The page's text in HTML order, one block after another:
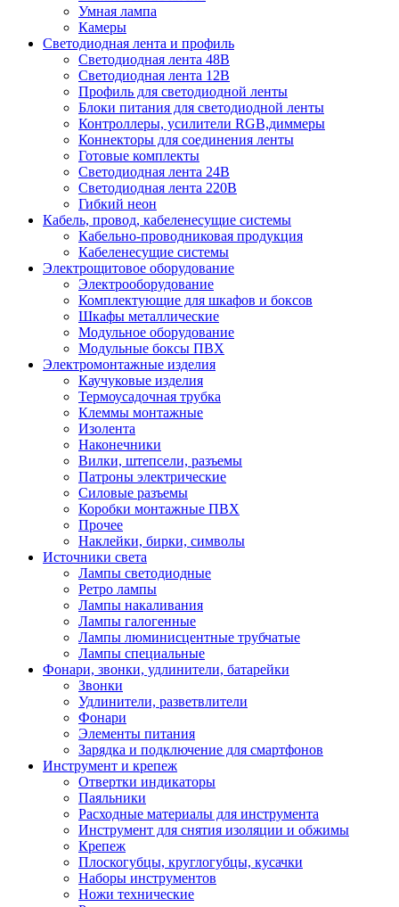
Умная лампа
Камеры
Светодиодная лента и профиль
Светодиодная лента 48В
Светодиодная лента 12В
Профиль для светодиодной ленты
Блоки питания для светодиодной ленты
Контроллеры, усилители RGB,диммеры
Коннекторы для соединения ленты
Готовые комплекты
Светодиодная лента 24В
Светодиодная лента 220В
Гибкий неон
Кабель, провод, кабеленесущие системы
Кабельно-проводниковая продукция
Кабеленесущие системы
Электрощитовое оборудование
Электрооборудование
Комплектующие для шкафов и боксов
Шкафы металлические
Модульное оборудование
Модульные боксы ПВХ
Электромонтажные изделия
Каучуковые изделия
Термоусадочная трубка
Клеммы монтажные
Изолента
Наконечники
Вилки, штепсели, разъемы
Патроны электрические
Силовые разъемы
Коробки монтажные ПВХ
Прочее
Наклейки, бирки, символы
Источники света
Лампы светодиодные
Ретро лампы
Лампы накаливания
Лампы галогенные
Лампы люминисцентные трубчатые
Лампы специальные
Фонари, звонки, удлинители, батарейки
Звонки
Удлинители, разветвлители
Фонари
Элементы питания
Зарядка и подключение для смартфонов
Инструмент и крепеж
Отвертки индикаторы
Паяльники
Расходные материалы для инструмента
Инструмент для снятия изоляции и обжимы
Крепеж
Плоскогубцы, круглогубцы, кусачки
Наборы инструментов
Ножи технические